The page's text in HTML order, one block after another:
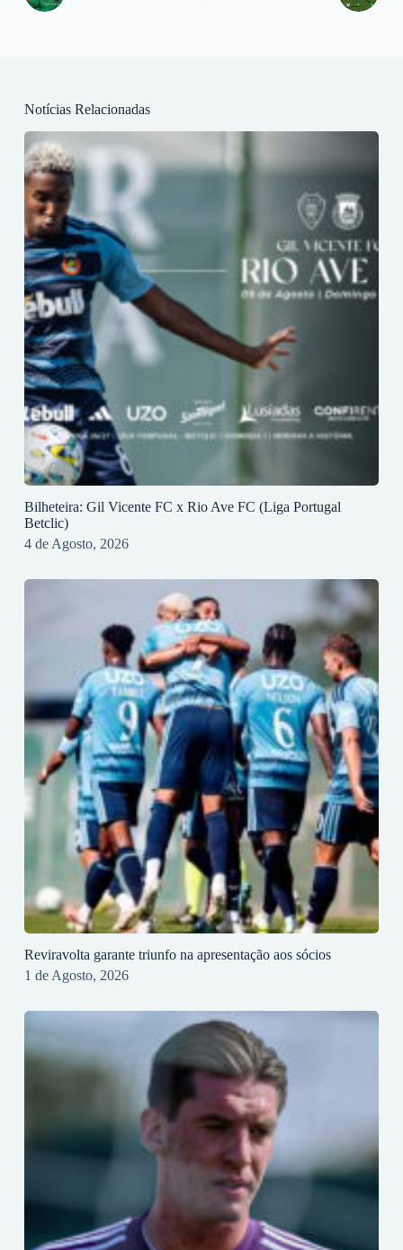
Notícias Relacionadas
Bilheteira: Gil Vicente FC x Rio Ave FC (Liga Portugal
Betclic)
4 de Agosto, 2026
Reviravolta garante triunfo na apresentação aos sócios
1 de Agosto, 2026